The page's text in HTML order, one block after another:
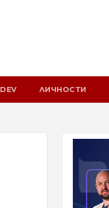
DEV ЛИЧНОСТИ